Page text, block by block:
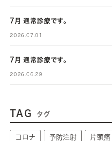
7月 通常診療です。
2026.07.01
7月 通常診療です。
2026.06.29
TAG タグ
コロナ 予防注射 片頭痛